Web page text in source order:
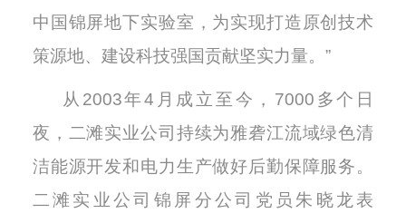
中国锦屏地下实验室，为实现打造原创技术
策源地、建设科技强国贡献坚实力量。”
从2003年4月成立至今，7000多个日
夜，二滩实业公司持续为雅砻江流域绿色清
洁能源开发和电力生产做好后勤保障服务。
二滩实业公司锦屏分公司党员朱晓龙表